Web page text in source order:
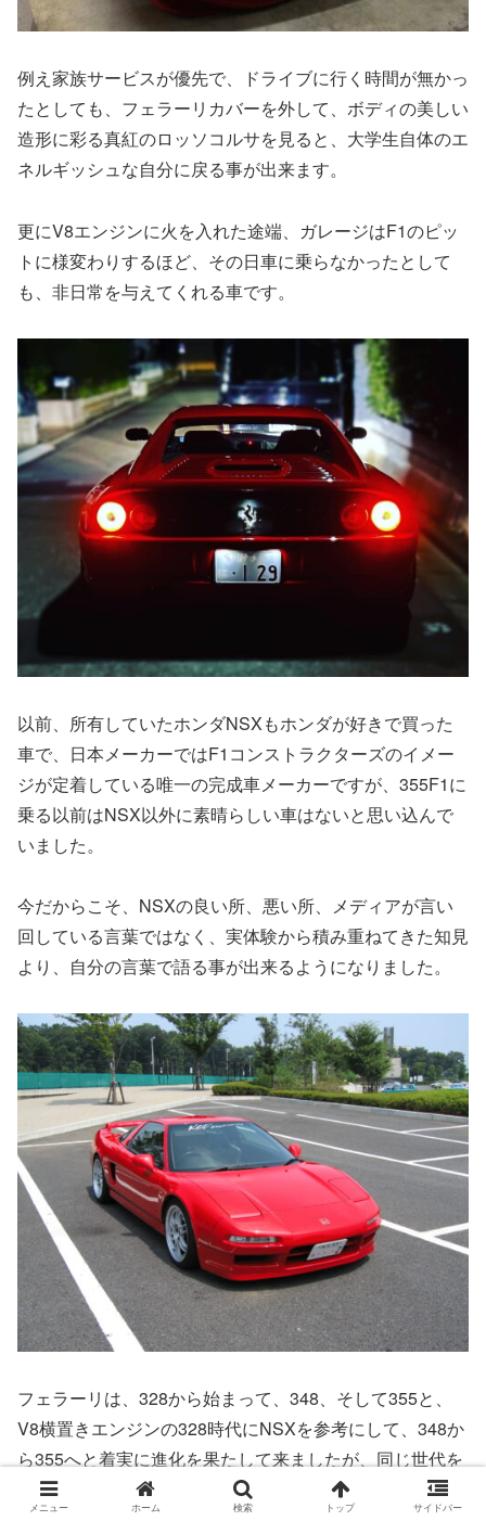
例え家族サービスが優先で、ドライブに行く時間が無かっ
たとしても、フェラーリカバーを外して、ボディの美しい
造形に彩る真紅のロッソコルサを見ると、大学生自体のエ
ネルギッシュな自分に戻る事が出来ます。
更にV8エンジンに火を入れた途端、ガレージはF1のピッ
トに様変わりするほど、その日車に乗らなかったとして
も、非日常を与えてくれる車です。
以前、所有していたホンダNSXもホンダが好きで買った
車で、日本メーカーではF1コンストラクターズのイメー
ジが定着している唯一の完成車メーカーですが、355F1に
乗る以前はNSX以外に素晴らしい車はないと思い込んで
いました。
今だからこそ、NSXの良い所、悪い所、メディアが言い
回している言葉ではなく、実体験から積み重ねてきた知見
より、自分の言葉で語る事が出来るようになりました。
フェラーリは、328から始まって、348、そして355と、
V8横置きエンジンの328時代にNSXを参考にして、348か
ら355へと着実に進化を果たして来ましたが、同じ世代を
歩んだNSXは、02Rになって限られたコースのラップタイ
メニュー ホーム 検索 トップ サイドバー